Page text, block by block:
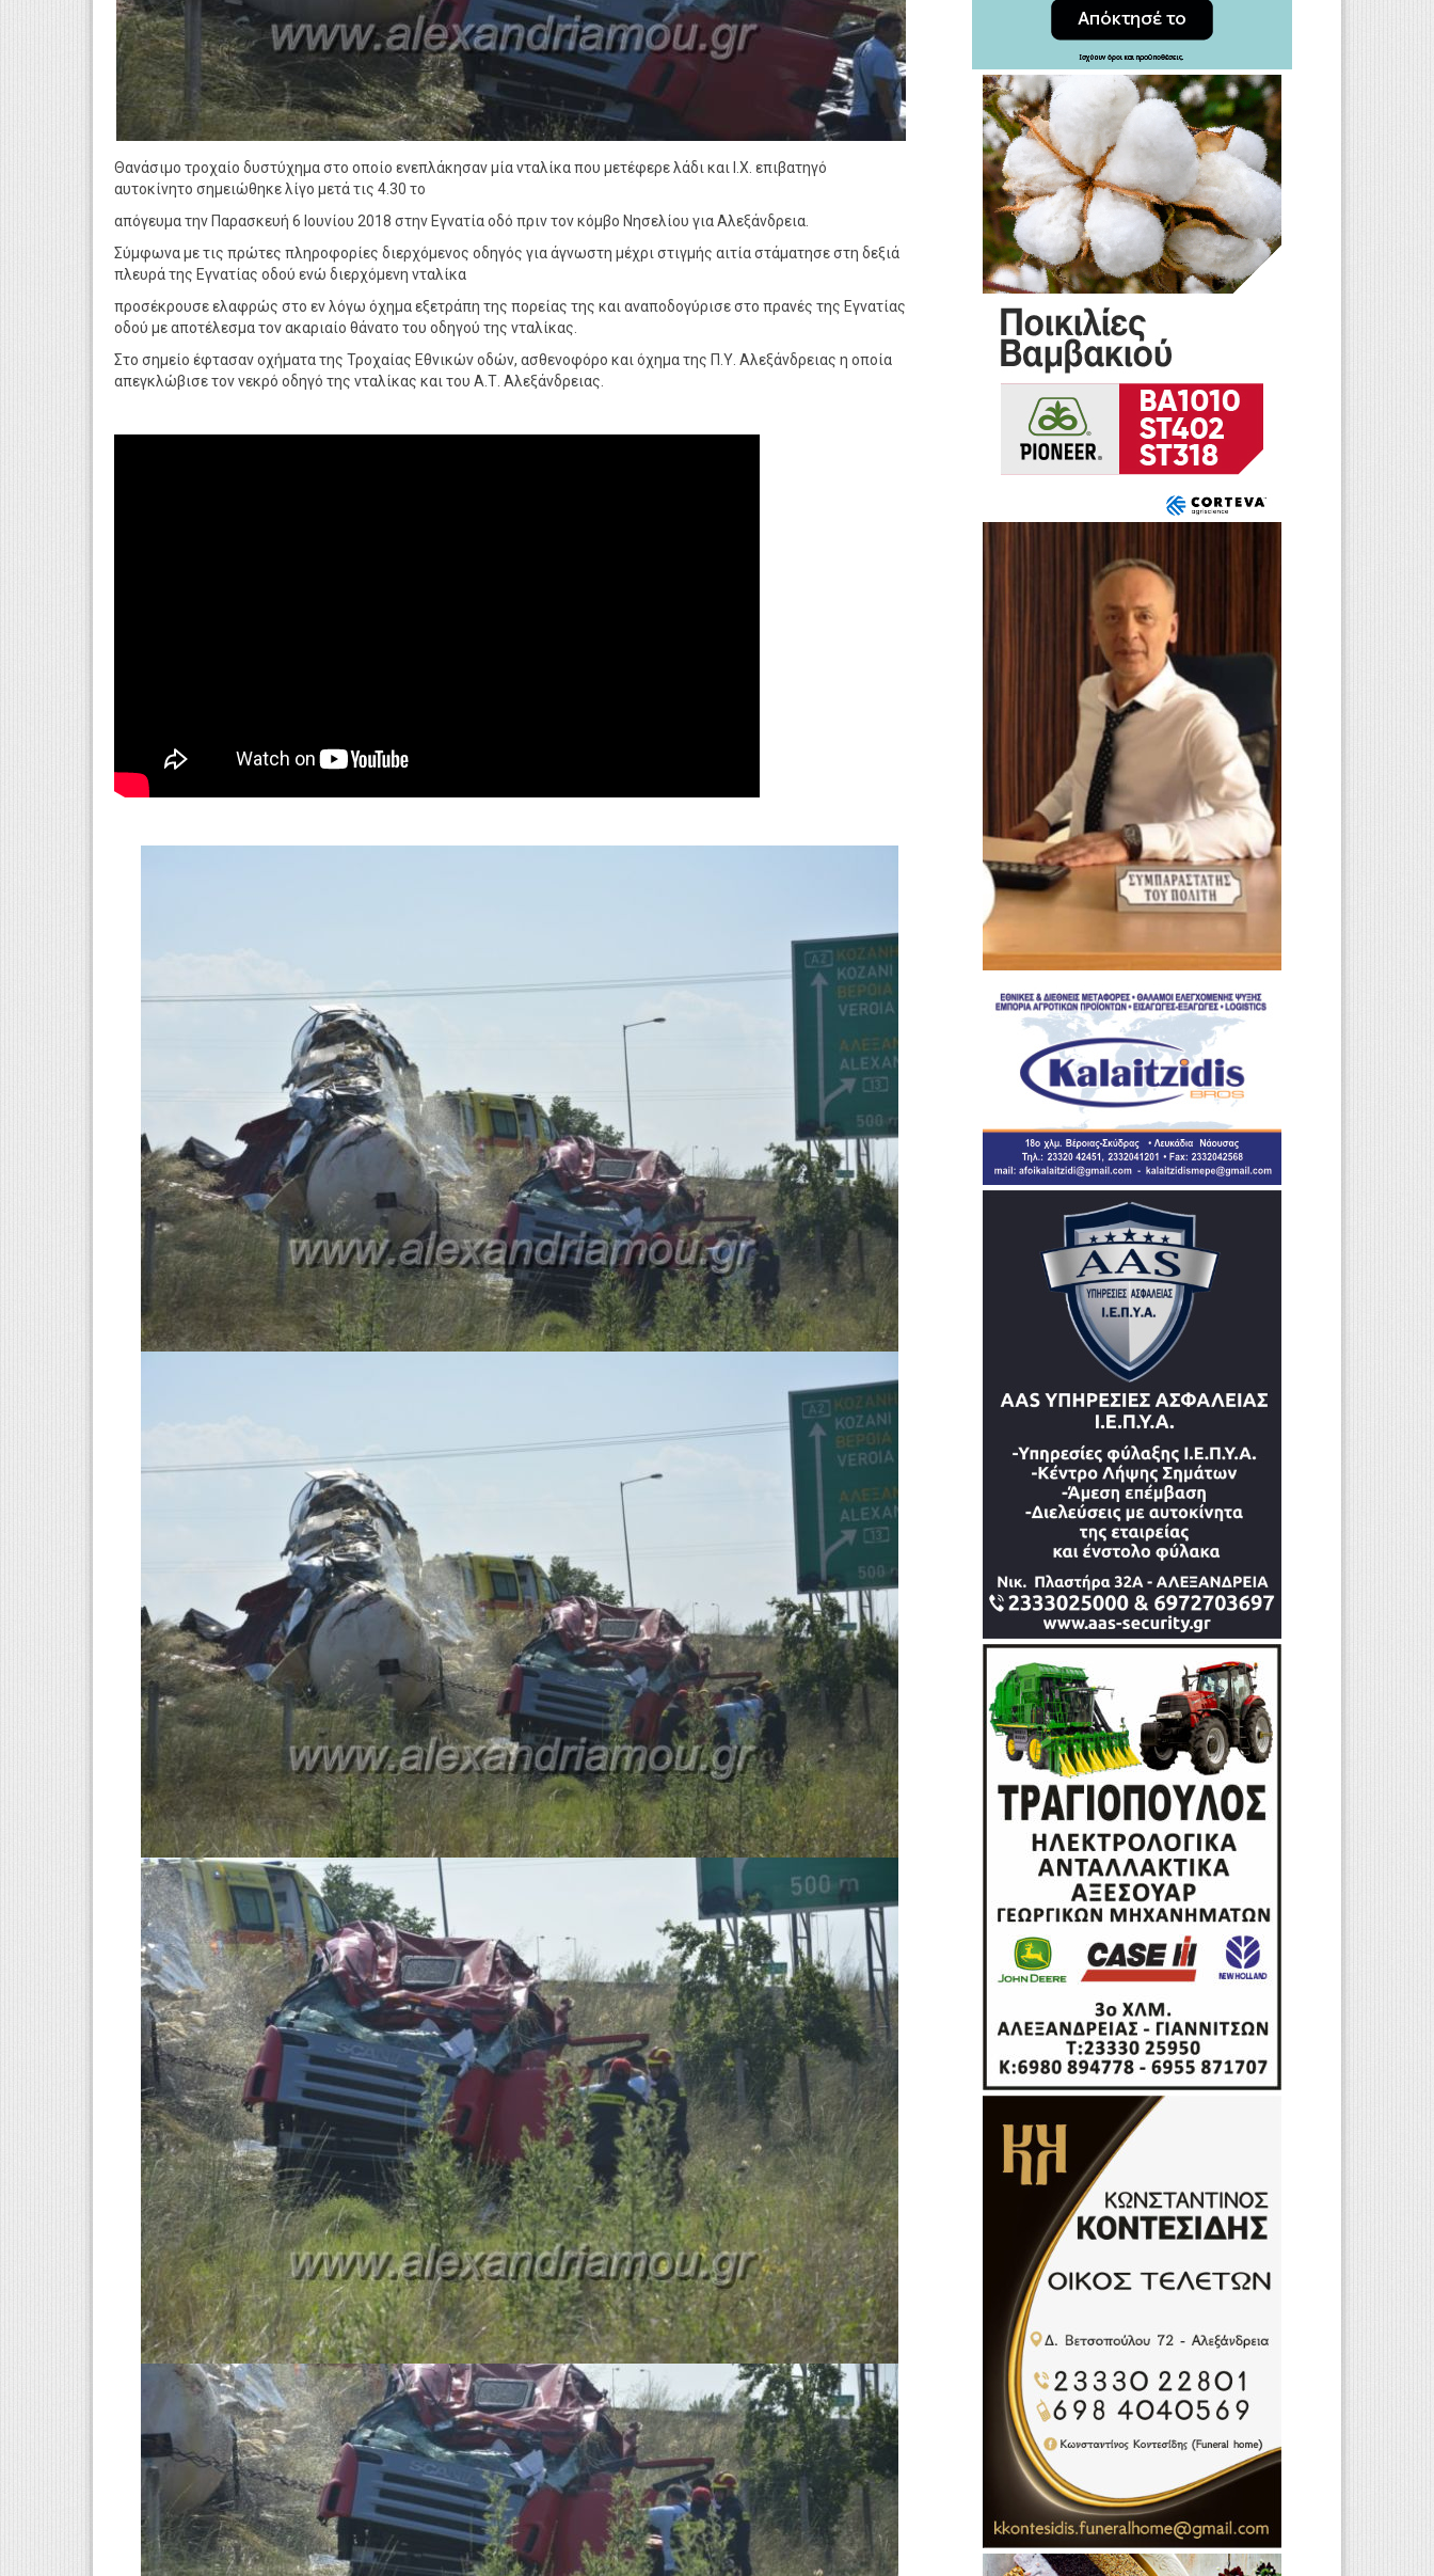
Θανάσιμο τροχαίο δυστύχημα στο οποίο ενεπλάκησαν μία νταλίκα που μετέφερε λάδι και Ι.Χ. επιβατηγό
αυτοκίνητο σημειώθηκε λίγο μετά τις 4.30 το
απόγευμα την Παρασκευή 6 Ιουνίου 2018 στην Εγνατία οδό πριν τον κόμβο Νησελίου για Αλεξάνδρεια.
Σύμφωνα με τις πρώτες πληροφορίες διερχόμενος οδηγός για άγνωστη μέχρι στιγμής αιτία στάματησε στη δεξιά
πλευρά της Εγνατίας οδού ενώ διερχόμενη νταλίκα
προσέκρουσε ελαφρώς στο εν λόγω όχημα εξετράπη της πορείας της και αναποδογύρισε στο πρανές της Εγνατίας
οδού με αποτέλεσμα τον ακαριαίο θάνατο του οδηγού της νταλίκας.
Στο σημείο έφτασαν οχήματα της Τροχαίας Εθνικών οδών, ασθενοφόρο και όχημα της Π.Υ. Αλεξάνδρειας η οποία
απεγκλώβισε τον νεκρό οδηγό της νταλίκας και του Α.Τ. Αλεξάνδρειας.